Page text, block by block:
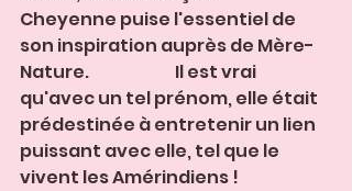
Cheyenne puise l'essentiel de
son inspiration auprès de Mère-
Nature.                          Il est vrai
qu'avec un tel prénom, elle était
prédestinée à entretenir un lien
puissant avec elle, tel que le
vivent les Amérindiens !